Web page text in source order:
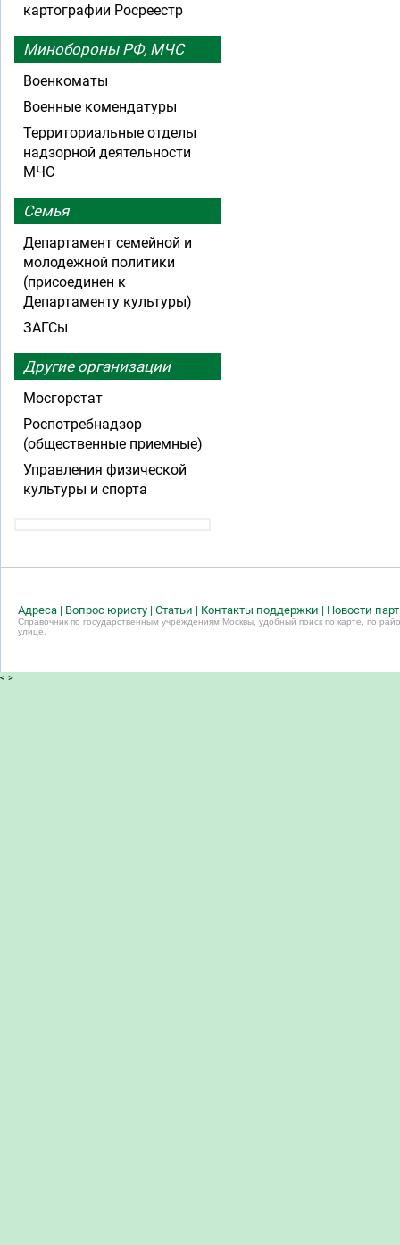
картографии Росреестр
Минобороны РФ, МЧС
Военкоматы
Военные комендатуры
Территориальные отделы
надзорной деятельности
МЧС
Семья
Департамент семейной и
молодежной политики
(присоединен к
Департаменту культуры)
ЗАГСы
Другие организации
Мосгорстат
Роспотребнадзор
(общественные приемные)
Управления физической
культуры и спорта
Адреса | Вопрос юристу | Статьи | Контакты поддержки | Новости
Справочник по государственным учреждениям Москвы, удобный поиск по карте, по
улице.
< >